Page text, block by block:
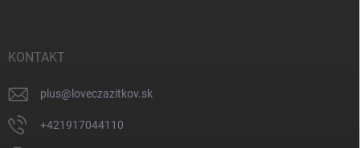
KONTAKT
plus@ loveczazitkov.sk
+421917044110